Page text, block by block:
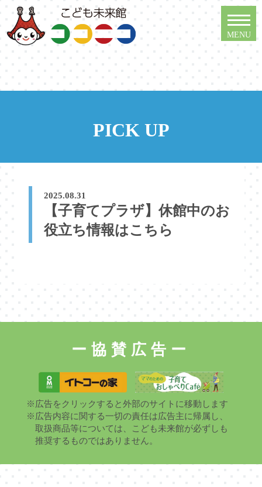
PICK UP
2025.08.31
【子育てプラザ】休館中のお
役立ち情報はこちら
ー協賛広告ー
※広告をクリックすると外部のサイトに移動します
※広告内容に関する一切の責任は広告主に帰属し、
取扱商品等については、こども未来館が必ずしも
推奨するものではありません。